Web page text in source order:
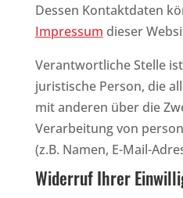
Dessen Kontaktdaten
Impressum dieser
Verantwortliche Stelle
juristische Person, die
mit anderen über die
Verarbeitung von
(z.B. Namen, E-Mail-
Widerruf Ihrer